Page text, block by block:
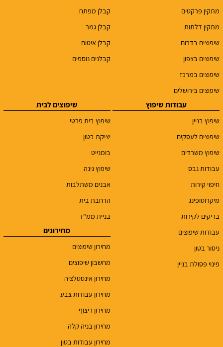
מתקין פרקטים
מתקין דלתות
שיפוצים בדרום
שיפוצים בצפון
שיפוצים במרכז
שיפוצים בירושלים
קבלן מפתח
קבלן גמר
קבלן איטום
קבלנים נוספים
עבודות שיפוץ
שיפוץ בניין
שיפוצים לעסקים
שיפוץ משרדים
עבודות גבס
חיפוי קירות
מיקרוטופינג
בריקים לקירות
עבודות שיפוצים
ניסור בטון
פינוי פסולת בניין
שיפוצים לבית
שיפוץ בית פרטי
יציקת בטון
בומנייט
שיפוץ גינה
אבנים משתלבות
הרחבת בית
בניית ממ"ד
מחירונים
מחירון שיפוצים
מחשבון שיפוצים
מחירון אינסטלציה
מחירון עבודות צבע
מחירון ריצוף
מחירון בניה קלה
מחירון עבודות בטון